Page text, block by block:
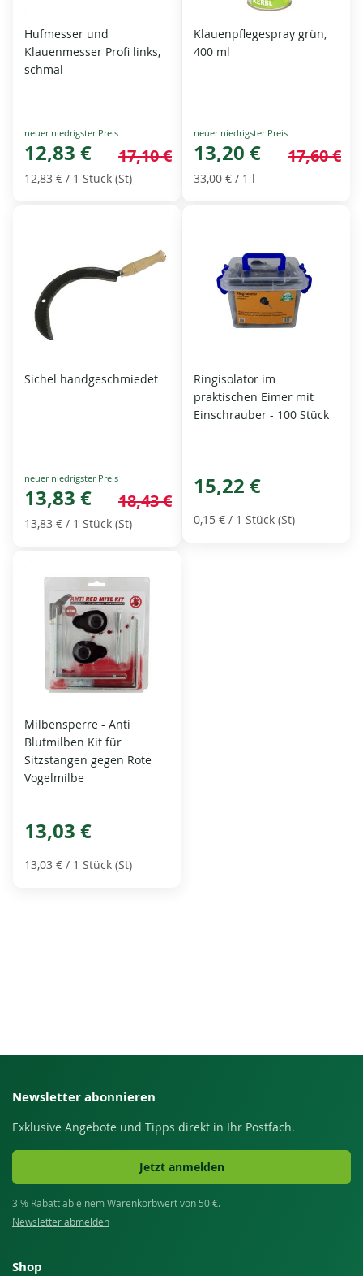
Hufmesser und
Klauenmesser Profi links,
schmal
Special
Price
12,83 € 17,10 €
12,83 € / 1 Stück (St)
Klauenpflegespray grün,
400 ml
Special
Price
13,20 € 17,60 €
33,00 € / 1 l
Sichel handgeschmiedet
Special
Price
13,83 € 18,43 €
13,83 € / 1 Stück (St)
Ringisolator im
praktischen Eimer mit
Einschrauber - 100 Stück
15,22 €
0,15 € / 1 Stück (St)
Milbensperre - Anti
Blutmilben Kit für
Sitzstangen gegen Rote
Vogelmilbe
13,03 €
13,03 € / 1 Stück (St)
Newsletter abonnieren
Exklusive Angebote und Tipps direkt in Ihr Postfach.
Jetzt anmelden
3 % Rabatt ab einem Warenkorbwert von 50 €.
Newsletter abmelden
Shop